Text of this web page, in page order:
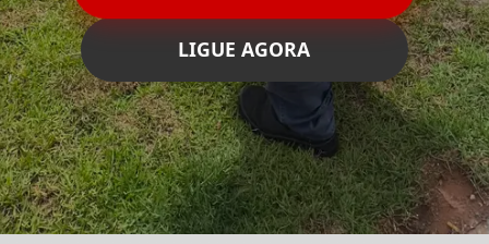
LIGUE AGORA